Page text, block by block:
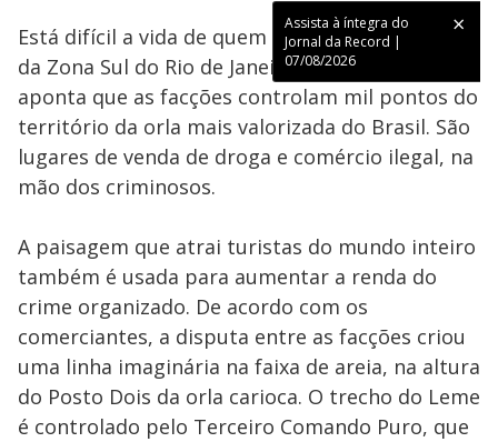
Assista à íntegra do
Jornal da Record |
07/08/2026
Está difícil a vida de quem frequenta as praias
da Zona Sul do Rio de Janeiro. Um levantamento
aponta que as facções controlam mil pontos do
território da orla mais valorizada do Brasil. São
lugares de venda de droga e comércio ilegal, na
mão dos criminosos.
A paisagem que atrai turistas do mundo inteiro
também é usada para aumentar a renda do
crime organizado. De acordo com os
comerciantes, a disputa entre as facções criou
uma linha imaginária na faixa de areia, na altura
do Posto Dois da orla carioca. O trecho do Leme
é controlado pelo Terceiro Comando Puro, que